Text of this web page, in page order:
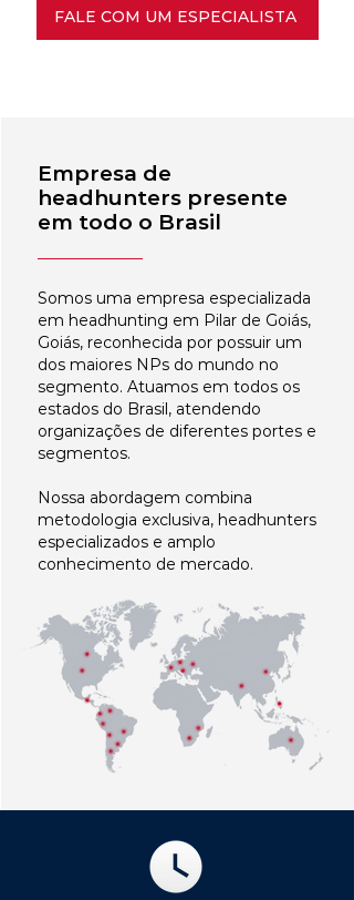
FALE COM UM ESPECIALISTA
Empresa de
headhunters presente
em todo o Brasil
Somos uma empresa especializada
em headhunting em Pilar de Goiás,
Goiás, reconhecida por possuir um
dos maiores NPs do mundo no
segmento. Atuamos em todos os
estados do Brasil, atendendo
organizações de diferentes portes e
segmentos.
Nossa abordagem combina
metodologia exclusiva, headhunters
especializados e amplo
conhecimento de mercado.